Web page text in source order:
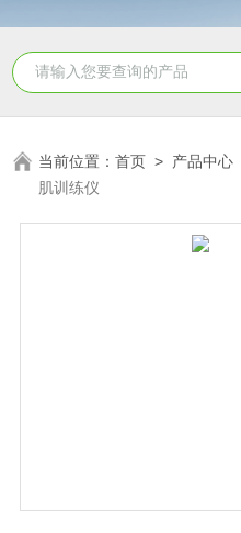
当前位置：首页 > 产品中心
肌训练仪